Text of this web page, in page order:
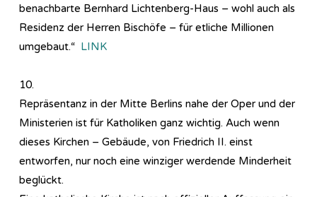
benachbarte Bernhard Lichtenberg-Haus – wohl auch als
Residenz der Herren Bischöfe – für etliche Millionen
umgebaut.“ LINK
10.
Repräsentanz in der Mitte Berlins nahe der Oper und der
Ministerien ist für Katholiken ganz wichtig. Auch wenn
dieses Kirchen – Gebäude, von Friedrich II. einst
entworfen, nur noch eine winziger werdende Minderheit
beglückt.